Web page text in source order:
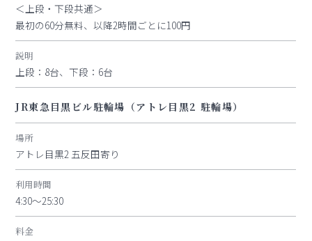
＜上段・下段共通＞
最初の60分無料、以降2時間ごとに100円
説明
上段：8台、下段：6台
JR東急目黒ビル駐輪場（アトレ目黒2 駐輪場）
場所
アトレ目黒2 五反田寄り
利用時間
4:30～25:30
料金